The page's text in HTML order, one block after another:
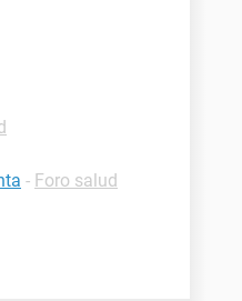
- Foro salud